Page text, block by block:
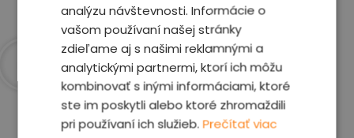
Prečo sme najlepšia
voľba
analýzu návštevnosti. Informácie o
vašom používaní našej stránky
zdieľame aj s našimi reklamnými a
analytickými partnermi, ktorí ich môžu
kombinovať s inými informáciami, ktoré
ste im poskytli alebo ktoré zhromaždili
pri používaní ich služieb.Prečítať viac